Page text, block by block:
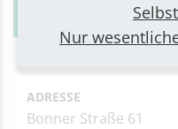
Landgasthaus "Zur
ADRESSE
Bonner Straße 61
Nur